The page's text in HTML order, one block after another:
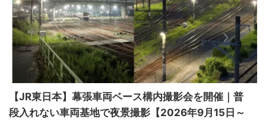
【JR東日本】幕張車両ベース構内撮影会を開催｜普
段入れない車両基地で夜景撮影【2026年9月15日～